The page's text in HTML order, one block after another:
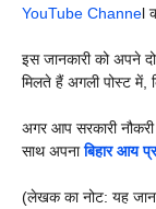
YouTube Channel
इस जानकारी को अपने
मिलते हैं अगली पोस्ट में,
अगर आप सरकारी
साथ अपनाबिहार आय
(लेखक का नोट: यह